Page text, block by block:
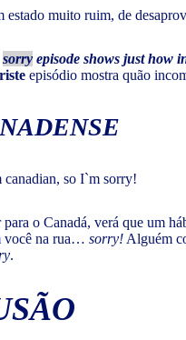
estado muito ruim, de
sorry episode shows just how
episódio mostra quão
o Canadá, verá que um
você na rua… sorry! Alguém
.